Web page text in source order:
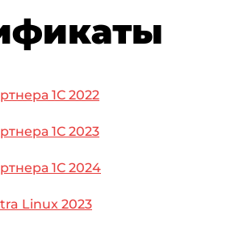
1С 2022
1С 2023
1С 2024
Linux 2023